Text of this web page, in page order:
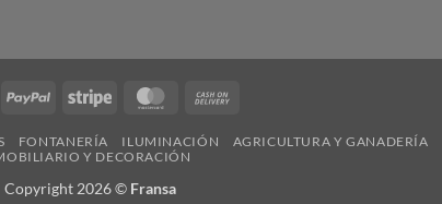
PayPal Stripe MasterCard
Delivery
FONTANERÍA ILUMINACIÓN AGRICULTURA Y GANADERÍA
Y DECORACIÓN
Copyright 2026 © Fransa